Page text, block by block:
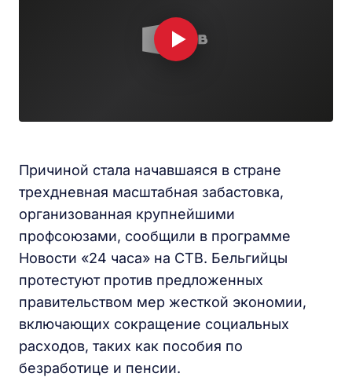
Причиной стала начавшаяся в стране
трехдневная масштабная забастовка,
организованная крупнейшими
профсоюзами, сообщили в программе
Новости «24 часа» на СТВ. Бельгийцы
протестуют против предложенных
правительством мер жесткой экономии,
включающих сокращение социальных
расходов, таких как пособия по
безработице и пенсии.